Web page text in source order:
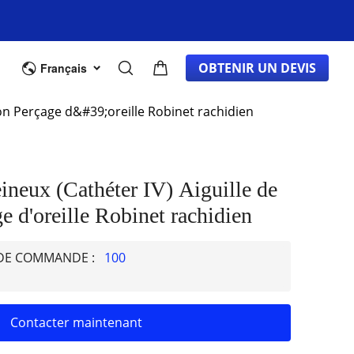
d'équipement d'origine DE GROS À PROPOS
Français OBTENIR UN DEVIS
Perçage d&#39;oreille Robinet rachidien
(Cathéter IV) Aiguille de
d'oreille Robinet rachidien
COMMANDE :
100
Contacter maintenant